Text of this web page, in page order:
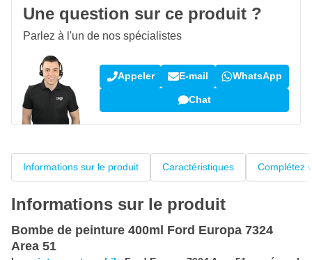
Une question sur ce produit ?
Parlez à l'un de nos spécialistes
Appeler E-mail WhatsApp
Chat
Informations sur le produit Caractéristiques Complétez
Informations sur le produit
Bombe de peinture 400ml Ford Europa 7324
Area 51